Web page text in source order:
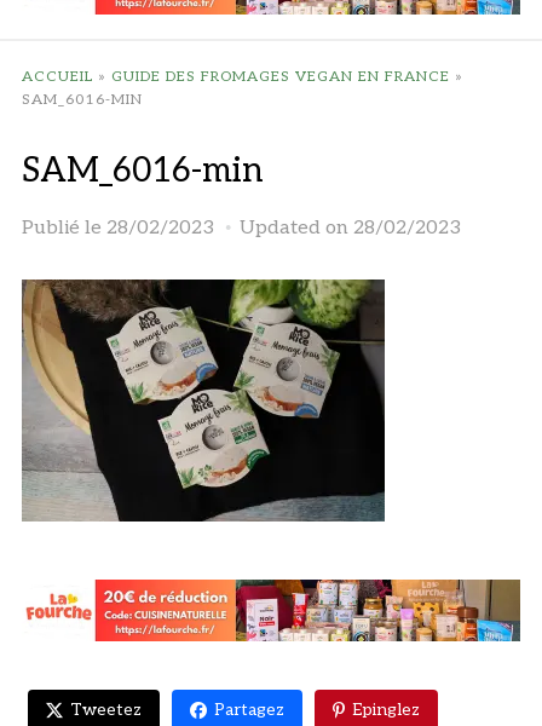
ACCUEIL » GUIDE DES FROMAGES VEGAN EN FRANCE »
SAM_6016-MIN
SAM_6016-min
Publié le 28/02/2023 Updated on 28/02/2023
Tweetez Partagez Epinglez